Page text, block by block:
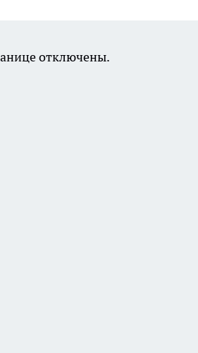
отключены.